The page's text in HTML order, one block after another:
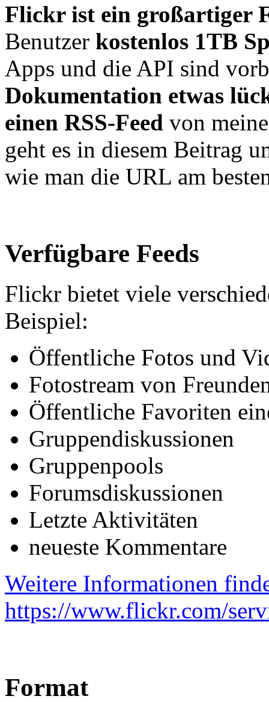
Flickr ist ein großartiger
Benutzer kostenlos 1TB
Apps und die API sind
Dokumentation etwas
einen RSS-Feed von
geht es in diesem Beitrag
wie man die URL am
Verfügbare Feeds
Flickr bietet viele
Beispiel:
Öffentliche Fotos und
Fotostream von
Öffentliche Favoriten
Gruppendiskussionen
Gruppenpools
Forumsdiskussionen
Letzte Aktivitäten
neueste Kommentare
Weitere Informationen
https://www.flickr.com/
Format